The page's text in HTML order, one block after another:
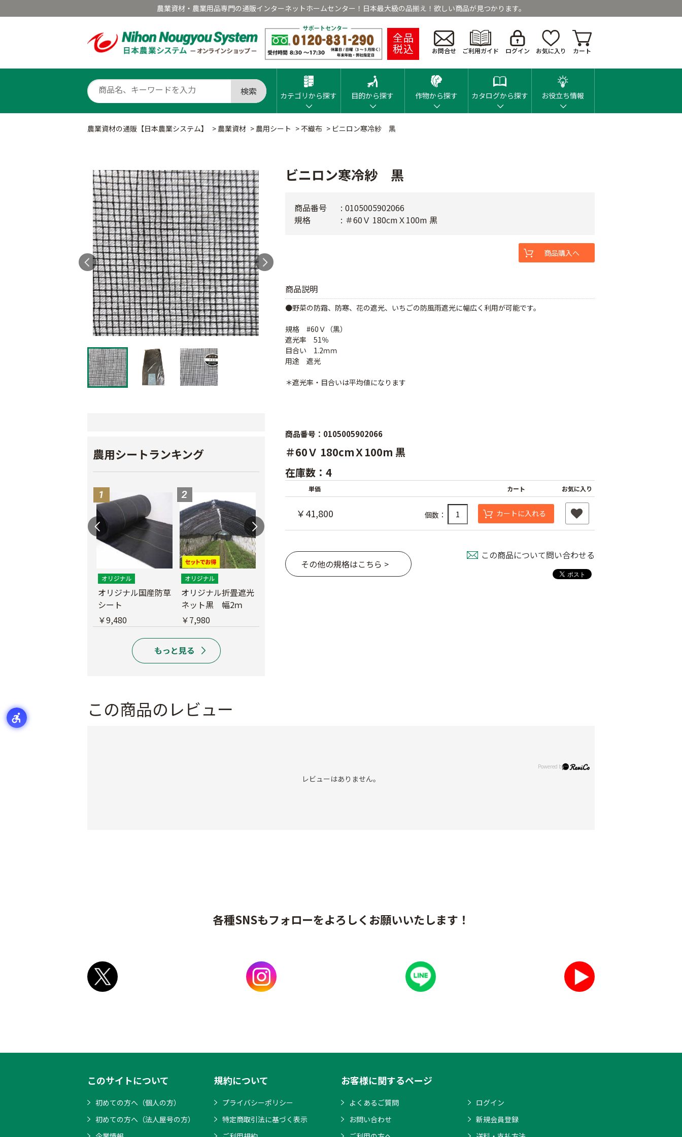
農業資材・農業用品専門の通販インターネットホームセンター！日本最大級の品揃え！欲しい商品が見つかります。
全品
税込 お問合せ ご利用ガイド ログイン お気に入り カート
検索 カテゴリから探す 目的から探す 作物から探す カタログから探す お役立ち情報
農業資材の通販【日本農業システム】 > 農業資材 > 農用シート >不織布 > ビニロン寒冷紗 黒
農用シートランキング
オリジナル国産防草
シート
￥9,480
オリジナル折畳遮光
ネット黒 幅2ｍ
￥7,980
蝶型パンチ
ビニロン寒冷紗 黒
商品説明
●野菜の防霜、防寒、花の遮光、いちごの防風雨遮光に幅広く利用が可能です。
規格 #60Ｖ（黒）
遮光率 51％
目合い 1.2ｍｍ
用途 遮光
＊遮光率・目合いは平均値になります
商品番号
0105005902066
規格
＃60Ｖ 180cmＸ100m 黒
商品購入へ
商品番号：0105005902066
＃60Ｖ 180cmＸ100m 黒
在庫数：4
単価 カート お気に入り
￥41,800 個数： カートに入れる
その他の規格はこちら >
この商品について問い合わせる
この商品のレビュー
レビューはありません。
各種SNSもフォローをよろしくお願いいたします！
このサイトについて
初めての方へ（個人の方）
初めての方へ（法人屋号の方）
規約について
プライバシーポリシー
特定商取引法に基づく表示
お客様に関するページ
よくあるご質問
お問い合わせ
ログイン
新規会員登録